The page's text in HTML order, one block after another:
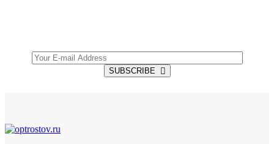
SUBSCRIBE